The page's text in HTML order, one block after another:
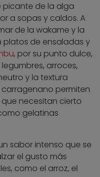
picante de la alga
a sopas y caldos. A
de la wakame y la
platos de ensaladas y
, por su punto dulce,
arroces,
y la textura
permiten
necesitan cierto
gelatinas
sabor intenso que se
el gusto más
como el arroz, el